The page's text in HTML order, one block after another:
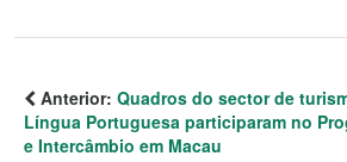
Anterior: Quadros do sector de
Língua Portuguesa participaram no
e Intercâmbio em Macau